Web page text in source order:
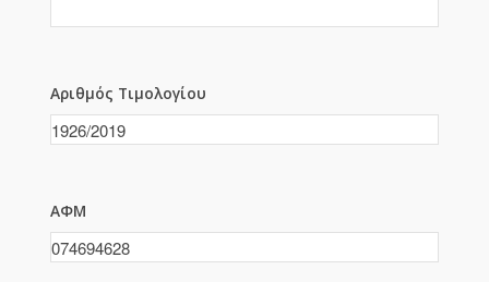
Αριθμός Τιμολογίου
ΑΦΜ